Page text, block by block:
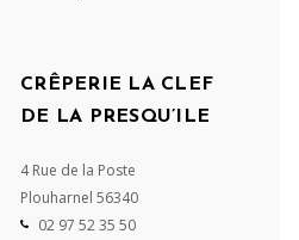
CRÊPERIE LA CLEF
DE LA PRESQU’ILE
4 Rue de la Poste
Plouharnel 56340
02 97 52 35 50